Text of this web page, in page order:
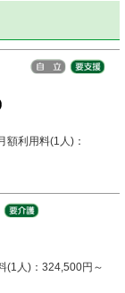
利用料(1人)：
人)：324,500円～